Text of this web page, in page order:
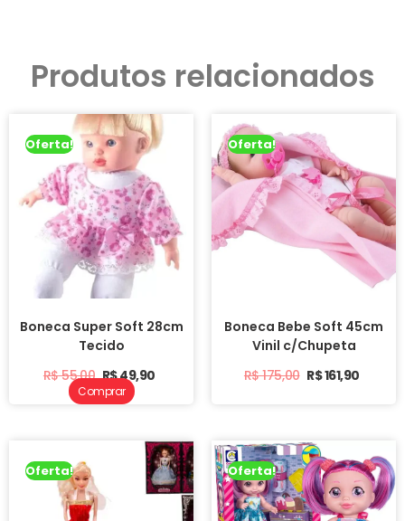
Produtos relacionados
Oferta!
Boneca Super Soft 28cm
Tecido
R$55,00 R$49,90
Oferta!
Boneca Bebe Soft 45cm
Vinil c/Chupeta
R$175,00 R$161,90
Comprar
Oferta! Oferta!